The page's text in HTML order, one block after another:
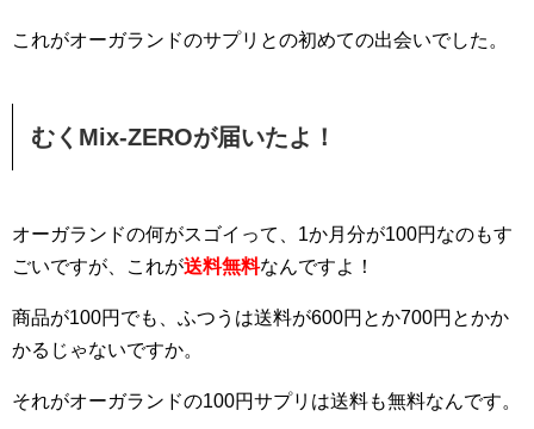
これがオーガランドのサプリとの初めての出会いでした。
むくMix-ZEROが届いたよ！
オーガランドの何がスゴイって、1か月分が100円なのもす
ごいですが、これが送料無料なんですよ！
商品が100円でも、ふつうは送料が600円とか700円とかか
かるじゃないですか。
それがオーガランドの100円サプリは送料も無料なんです。